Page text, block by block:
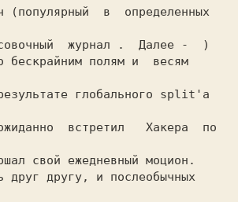
журнал .  Далее -
)
бескрайним полям и  весям
глобального split'а
встретил   Хакера  по
свой ежедневный моцион.
друг другу, и послеобычных